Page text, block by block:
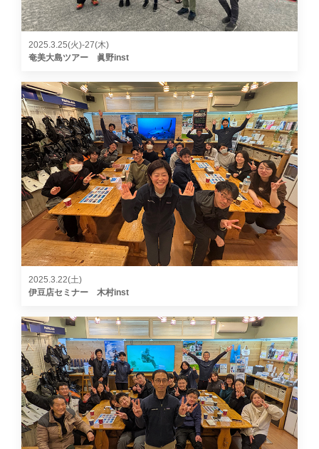
2025.3.25(火)-27(木)
奄美大島ツアー 眞野inst
2025.3.22(土)
伊豆店セミナー 木村inst